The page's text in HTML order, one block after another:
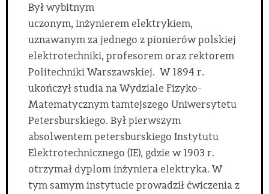
Był wybitnym
uczonym, inżynierem elektrykiem,
uznawanym za jednego z pionierów polskiej
elektrotechniki, profesorem oraz rektorem
Politechniki Warszawskiej. W 1894 r.
ukończył studia na Wydziale Fizyko-
Matematycznym tamtejszego Uniwersytetu
Petersburskiego. Był pierwszym
absolwentem petersburskiego Instytutu
Elektrotechnicznego (IE), gdzie w 1903 r.
otrzymał dyplom inżyniera elektryka. W
tym samym instytucie prowadził ćwiczenia z